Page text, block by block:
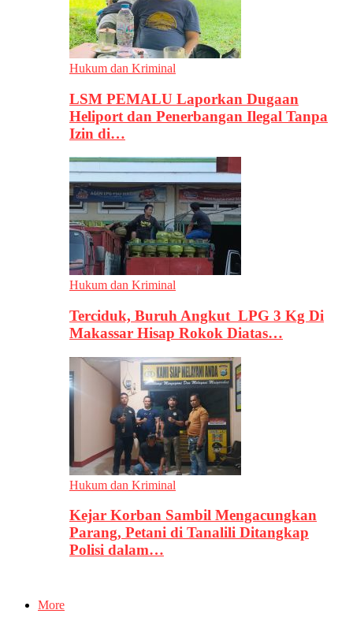
Hukum dan Kriminal
LSM PEMALU Laporkan Dugaan
Heliport dan Penerbangan Ilegal Tanpa
Izin di…
Hukum dan Kriminal
Terciduk, Buruh Angkut LPG 3 Kg Di
Makassar Hisap Rokok Diatas…
Hukum dan Kriminal
Kejar Korban Sambil Mengacungkan
Parang, Petani di Tanalili Ditangkap
Polisi dalam…
More